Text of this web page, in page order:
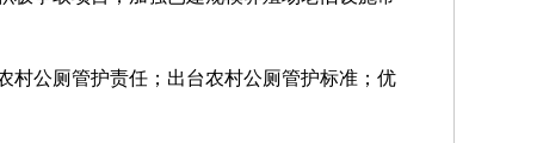
村公厕管护责任；出台农村公厕管护标准；优